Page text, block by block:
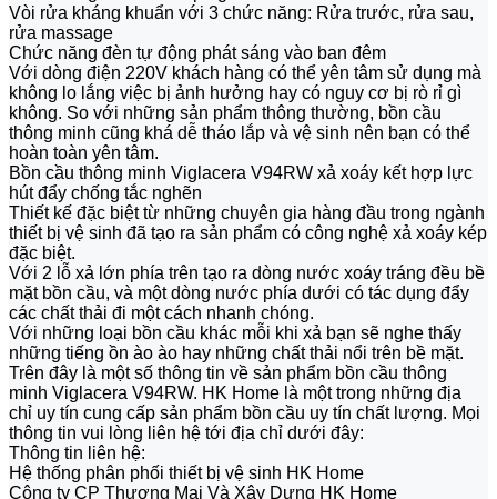
Vòi rửa kháng khuẩn với 3 chức năng: Rửa trước, rửa sau,
rửa massage
Chức năng đèn tự động phát sáng vào ban đêm
Với dòng điện 220V khách hàng có thể yên tâm sử dụng mà
không lo lắng việc bị ảnh hưởng hay có nguy cơ bị rò rỉ gì
không. So với những sản phẩm thông thường, bồn cầu
thông minh cũng khá dễ tháo lắp và vệ sinh nên bạn có thể
hoàn toàn yên tâm.
Bồn cầu thông minh Viglacera V94RW xả xoáy kết hợp lực
hút đẩy chống tắc nghẽn
Thiết kế đặc biệt từ những chuyên gia hàng đầu trong ngành
thiết bị vệ sinh đã tạo ra sản phẩm có công nghệ xả xoáy kép
đặc biệt.
Với 2 lỗ xả lớn phía trên tạo ra dòng nước xoáy tráng đều bề
mặt bồn cầu, và một dòng nước phía dưới có tác dụng đẩy
các chất thải đi một cách nhanh chóng.
Với những loại bồn cầu khác mỗi khi xả bạn sẽ nghe thấy
những tiếng ồn ào ào hay những chất thải nổi trên bề mặt.
Trên đây là một số thông tin về sản phẩm bồn cầu thông
minh Viglacera V94RW. HK Home là một trong những địa
chỉ uy tín cung cấp sản phẩm bồn cầu uy tín chất lượng. Mọi
thông tin vui lòng liên hệ tới địa chỉ dưới đây:
Thông tin liên hệ:
Hệ thống phân phối thiết bị vệ sinh HK Home
Công ty CP Thương Mại Và Xây Dựng HK Home